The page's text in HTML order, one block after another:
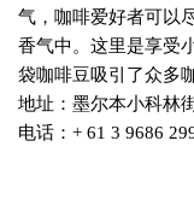
气，咖啡爱好者可以
香气中。这里是享受
袋咖啡豆吸引了众多
地址：墨尔本小科林
电话： + 61 3 9686